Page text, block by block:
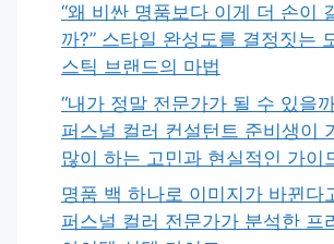
“왜 비싼 명품보다 이게 더 손이
까?” 스타일 완성도를 결정짓는
스틱 브랜드의 마법
“내가 정말 전문가가 될 수 있을
퍼스널 컬러 컨설턴트 준비생이
많이 하는 고민과 현실적인 가이
명품 백 하나로 이미지가 바뀐다
퍼스널 컬러 전문가가 분석한 프